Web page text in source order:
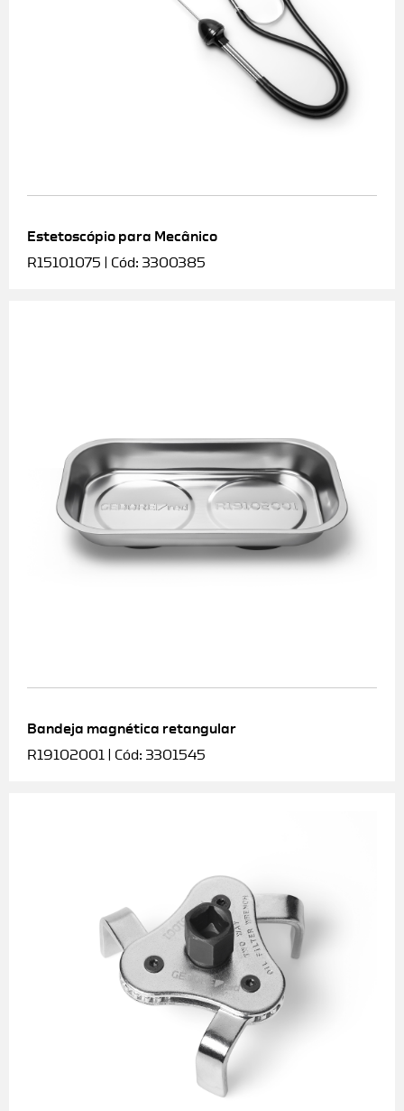
Estetoscópio para Mecânico
R15101075 | Cód: 3300385
Bandeja magnética retangular
R19102001 | Cód: 3301545